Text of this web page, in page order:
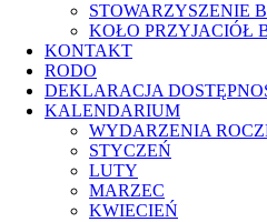
STOWARZYSZENIE
KOŁO PRZYJACIÓŁ
KONTAKT
RODO
DEKLARACJA
KALENDARIUM
WYDARZENIA
STYCZEŃ
LUTY
MARZEC
KWIECIEŃ